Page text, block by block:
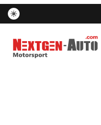
Nextgen-Auto.com